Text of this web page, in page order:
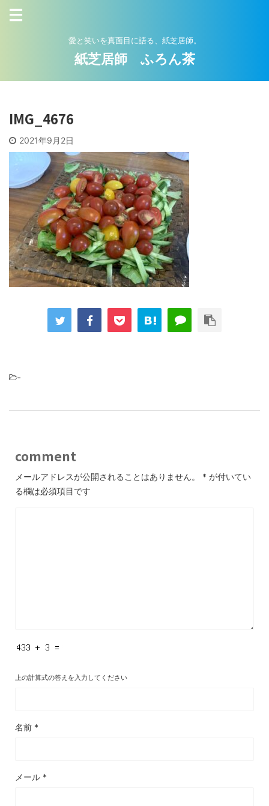
愛と笑いを真面目に語る、紙芝居師。
紙芝居師 ふろん茶
IMG_4676
2021年9月2日
-
comment
メールアドレスが公開されることはありません。 * が付いてい
る欄は必須項目です
上の計算式の答えを入力してください
名前 *
メール *